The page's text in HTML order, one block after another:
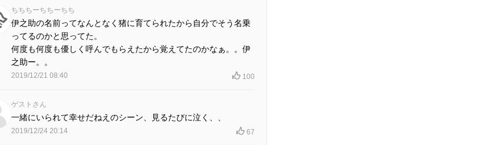
ちちちーちちーちち
伊之助の名前ってなんとなく猪に育てられたから自分でそう名乗
ってるのかと思ってた。
何度も何度も優しく呼んでもらえたから覚えてたのかなぁ。。伊
之助ー。。
2019/12/21 08:40 100
ゲストさん
一緒にいられて幸せだねえのシーン、見るたびに泣く、、
2019/12/24 20:14 67